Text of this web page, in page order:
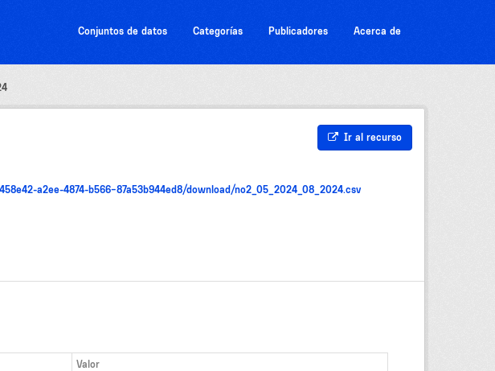
Conjuntos de datos Categorías Publicadores Acerca de
Ir al recurso
a2ee-4874-b566-87a53b944ed8/download/no2_05_2024_08_2024.csv
Valor